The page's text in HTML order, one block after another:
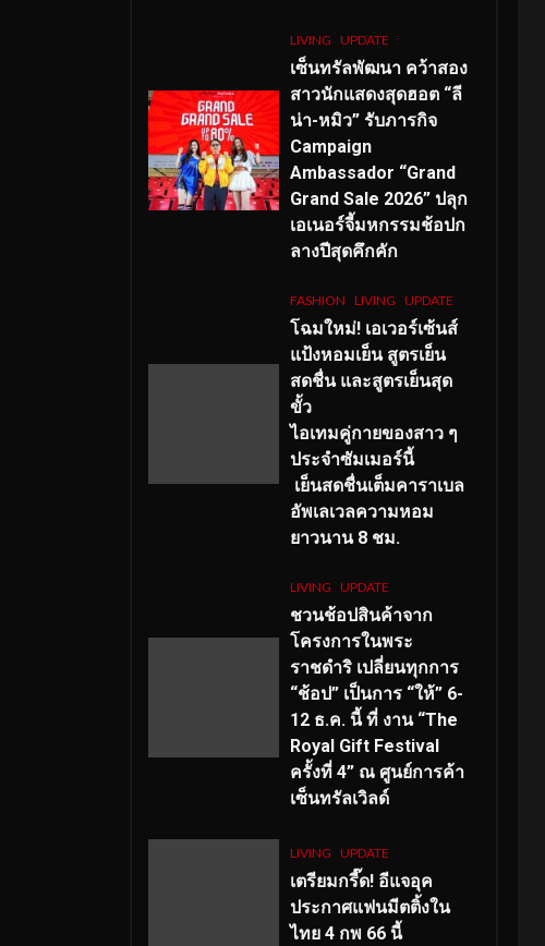
LIVING UPDATE
เซ็นทรัลพัฒนา คว้าสอง
สาวนักแสดงสุดฮอต “ลี
น่า-หมิว” รับภารกิจ
Campaign
Ambassador “Grand
Grand Sale 2026” ปลุก
เอเนอร์จี้มหกรรมช้อปก
ลางปีสุดคึกคัก
FASHION LIVING UPDATE
โฉมใหม่! เอเวอร์เซ้นส์
แป้งหอมเย็น สูตรเย็น
สดชื่น และสูตรเย็นสุด
ขั้ว
ไอเทมคู่กายของสาว ๆ
ประจำซัมเมอร์นี้
เย็นสดชื่นเต็มคาราเบล
อัพเลเวลความหอม
ยาวนาน 8 ชม.
LIVING UPDATE
ชวนช้อปสินค้าจาก
โครงการในพระ
ราชดำริ เปลี่ยนทุกการ
“ช้อป” เป็นการ “ให้” 6-
12 ธ.ค. นี้ ที่ งาน “The
Royal Gift Festival
ครั้งที่ 4” ณ ศูนย์การค้า
เซ็นทรัลเวิลด์
LIVING UPDATE
เตรียมกรี๊ด! อีแจอุค
ประกาศแฟนมีตติ้งใน
ไทย 4 กพ 66 นี้